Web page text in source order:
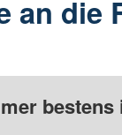
an die